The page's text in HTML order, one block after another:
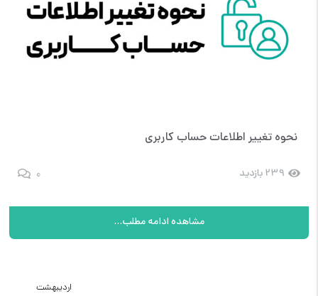
نحوه تغییر اطلاعات حساب کاربری
239 بازدید 0
مشاهده ادامه مطلب...
اردیبهشت